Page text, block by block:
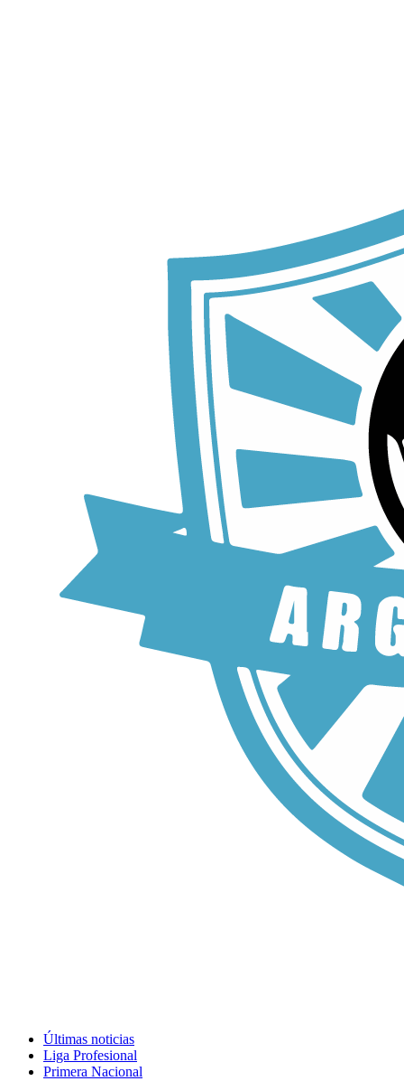
Últimas noticias
Liga Profesional
Primera Nacional